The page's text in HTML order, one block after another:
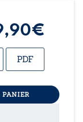
€
de
PDF
PANIER